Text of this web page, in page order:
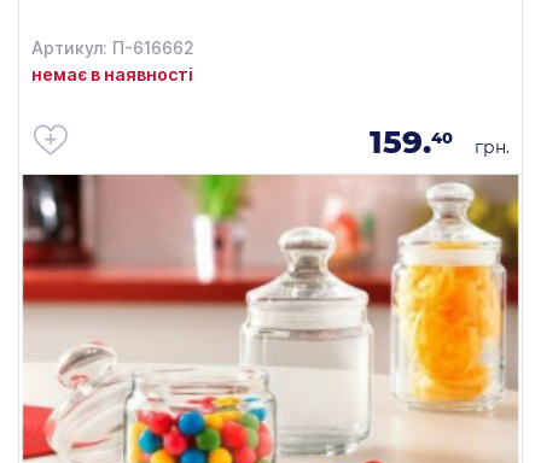
Артикул: П-616662
немає в наявності
159.40 грн.